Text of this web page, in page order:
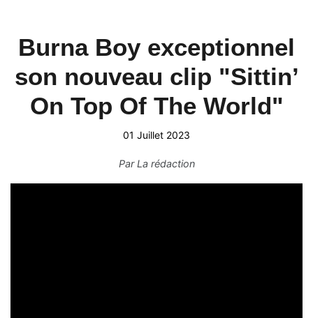
Burna Boy exceptionnel
son nouveau clip "Sittin’
On Top Of The World"
01 Juillet 2023
ParLa rédaction